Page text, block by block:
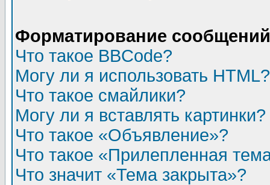
Форматирование
Что такое BBCode?
Могу ли я использовать HTML?
Что такое смайлики?
Могу ли я вставлять картинки?
Что такое «Объявление»?
Что такое «Прилепленная
Что значит «Тема закрыта»?